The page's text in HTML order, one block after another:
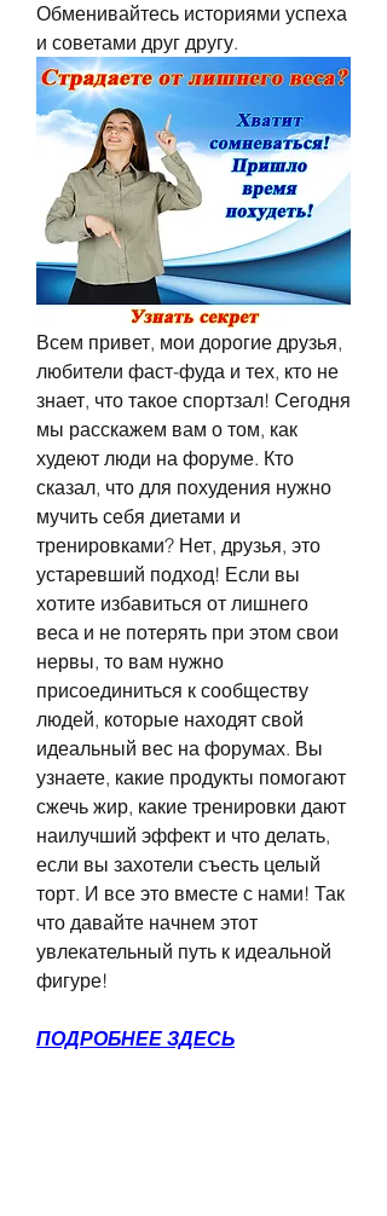
Обменивайтесь историями успеха
и советами друг другу.
Всем привет, мои дорогие друзья,
любители фаст-фуда и тех, кто не
знает, что такое спортзал! Сегодня
мы расскажем вам о том, как
худеют люди на форуме. Кто
сказал, что для похудения нужно
мучить себя диетами и
тренировками? Нет, друзья, это
устаревший подход! Если вы
хотите избавиться от лишнего
веса и не потерять при этом свои
нервы, то вам нужно
присоединиться к сообществу
людей, которые находят свой
идеальный вес на форумах. Вы
узнаете, какие продукты помогают
сжечь жир, какие тренировки дают
наилучший эффект и что делать,
если вы захотели съесть целый
торт. И все это вместе с нами! Так
что давайте начнем этот
увлекательный путь к идеальной
фигуре!
ПОДРОБНЕЕ ЗДЕСЬ